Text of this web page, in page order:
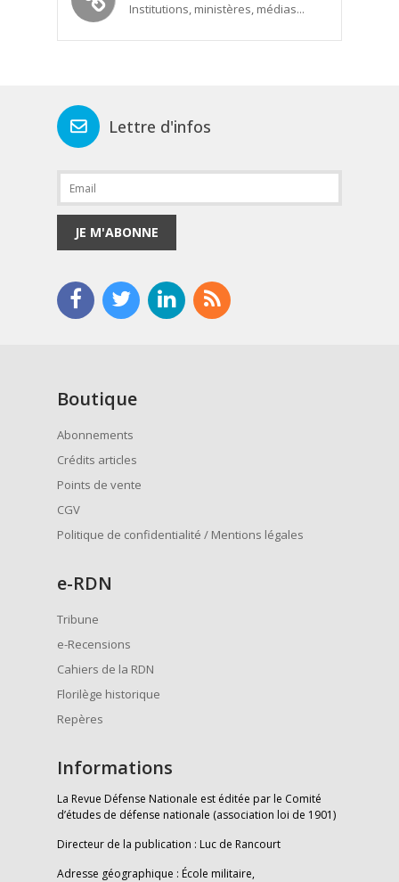
Institutions, ministères, médias...
Lettre d'infos
JE M'ABONNE
Boutique
Abonnements
Crédits articles
Points de vente
CGV
Politique de confidentialité / Mentions légales
e-RDN
Tribune
e-Recensions
Cahiers de la RDN
Florilège historique
Repères
Informations
La Revue Défense Nationale est éditée par le Comité
d’études de défense nationale (association loi de 1901)
Directeur de la publication : Luc de Rancourt
Adresse géographique : École militaire,